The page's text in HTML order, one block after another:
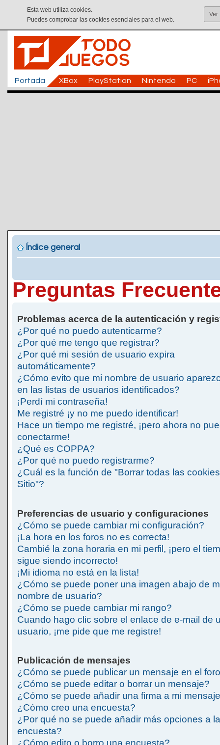
Esta web utiliza cookies.
Puedes comprobar las cookies esenciales para el web.
Ver
Portada XBox PlayStation Nintendo PC
Índice general
Preguntas
Problemas acerca de la autenticación y
¿Por qué no puedo autenticarme?
¿Por qué me tengo que registrar?
¿Por qué mi sesión de usuario expira
automáticamente?
¿Cómo evito que mi nombre de usuario
en las listas de usuarios identificados?
¡Perdí mi contraseña!
Me registré ¡y no me puedo identificar!
Hace un tiempo me registré, ¡pero ahora no
conectarme!
¿Qué es COPPA?
¿Por qué no puedo registrarme?
¿Cuál es la función de "Borrar todas las
Sitio"?
Preferencias de usuario y configuraciones
¿Cómo se puede cambiar mi configuración?
¡La hora en los foros no es correcta!
Cambié la zona horaria en mi perfil, ¡pero el
sigue siendo incorrecto!
¡Mi idioma no está en la lista!
¿Cómo se puede poner una imagen abajo de
nombre de usuario?
¿Cómo se puede cambiar mi rango?
Cuando hago clic sobre el enlace de e-mail de
usuario, ¡me pide que me registre!
Publicación de mensajes
¿Cómo se puede publicar un mensaje en el
¿Cómo se puede editar o borrar un mensaje?
¿Cómo se puede añadir una firma a mi
¿Cómo creo una encuesta?
¿Por qué no se puede añadir más opciones a la
encuesta?
¿Cómo edito o borro una encuesta?